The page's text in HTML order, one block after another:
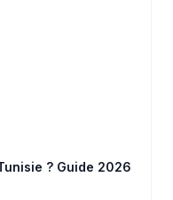
? Guide 2026